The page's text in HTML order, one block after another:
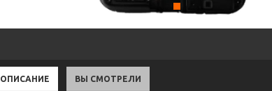
ОПИСАНИЕ ВЫ СМОТРЕЛИ